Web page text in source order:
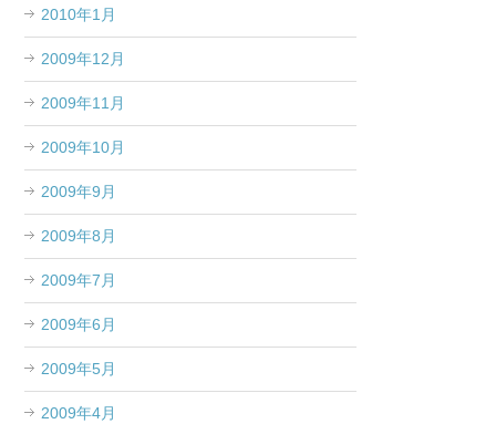
2010年1月
2009年12月
2009年11月
2009年10月
2009年9月
2009年8月
2009年7月
2009年6月
2009年5月
2009年4月